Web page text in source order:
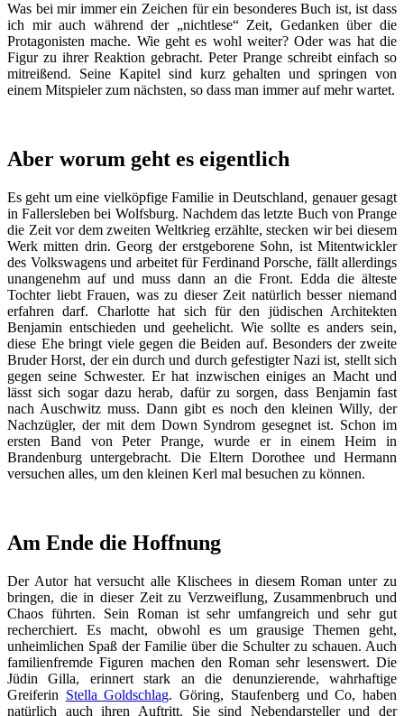
Was bei mir immer ein Zeichen für ein besonderes Buch ist, ist dass
ich mir auch während der „nichtlese“ Zeit, Gedanken über die
Protagonisten mache. Wie geht es wohl weiter? Oder was hat die
Figur zu ihrer Reaktion gebracht. Peter Prange schreibt einfach so
mitreißend. Seine Kapitel sind kurz gehalten und springen von
einem Mitspieler zum nächsten, so dass man immer auf mehr wartet.
Aber worum geht es eigentlich
Es geht um eine vielköpfige Familie in Deutschland, genauer gesagt
in Fallersleben bei Wolfsburg. Nachdem das letzte Buch von Prange
die Zeit vor dem zweiten Weltkrieg erzählte, stecken wir bei diesem
Werk mitten drin. Georg der erstgeborene Sohn, ist Mitentwickler
des Volkswagens und arbeitet für Ferdinand Porsche, fällt allerdings
unangenehm auf und muss dann an die Front. Edda die älteste
Tochter liebt Frauen, was zu dieser Zeit natürlich besser niemand
erfahren darf. Charlotte hat sich für den jüdischen Architekten
Benjamin entschieden und geehelicht. Wie sollte es anders sein,
diese Ehe bringt viele gegen die Beiden auf. Besonders der zweite
Bruder Horst, der ein durch und durch gefestigter Nazi ist, stellt sich
gegen seine Schwester. Er hat inzwischen einiges an Macht und
lässt sich sogar dazu herab, dafür zu sorgen, dass Benjamin fast
nach Auschwitz muss. Dann gibt es noch den kleinen Willy, der
Nachzügler, der mit dem Down Syndrom gesegnet ist. Schon im
ersten Band von Peter Prange, wurde er in einem Heim in
Brandenburg untergebracht. Die Eltern Dorothee und Hermann
versuchen alles, um den kleinen Kerl mal besuchen zu können.
Am Ende die Hoffnung
Der Autor hat versucht alle Klischees in diesem Roman unter zu
bringen, die in dieser Zeit zu Verzweiflung, Zusammenbruch und
Chaos führten. Sein Roman ist sehr umfangreich und sehr gut
recherchiert. Es macht, obwohl es um grausige Themen geht,
unheimlichen Spaß der Familie über die Schulter zu schauen. Auch
familienfremde Figuren machen den Roman sehr lesenswert. Die
Jüdin Gilla, erinnert stark an die denunzierende, wahrhaftige
Greiferin Stella Goldschlag. Göring, Staufenberg und Co, haben
natürlich auch ihren Auftritt. Sie sind Nebendarsteller und der